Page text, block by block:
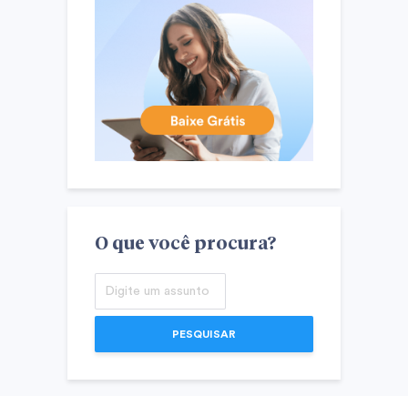
O que você procura?
PESQUISAR